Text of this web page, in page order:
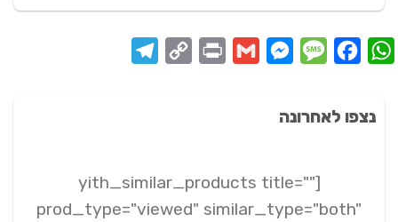
WhatsApp
Facebook
Message
Messenger
Gmail
Print
Copy
Telegram
נצפו לאחרונה
[yith_similar_products title=""
prod_type="viewed" similar_type="both"